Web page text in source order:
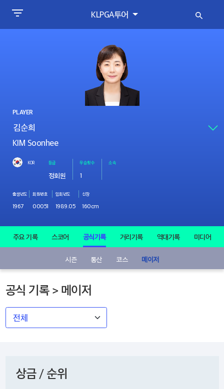
KLPGA투어
PLAYER
KIM Soonhee
KOR 등급
정회원
우승횟수
1
소속
출생년도
1967
회원번호
00051
입회년도
1989.05
신장
160cm
주요 기록 스코어 공식기록 거리기록 역대기록 미디어
시즌 통산 코스 메이저
공식 기록 > 메이저
상금 / 순위